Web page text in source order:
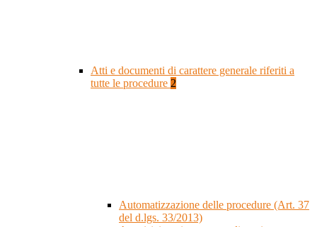
Atti e documenti di carattere generale riferiti a
tutte le procedure 2
Automatizzazione delle procedure (Art. 37
del d.lgs. 33/2013)